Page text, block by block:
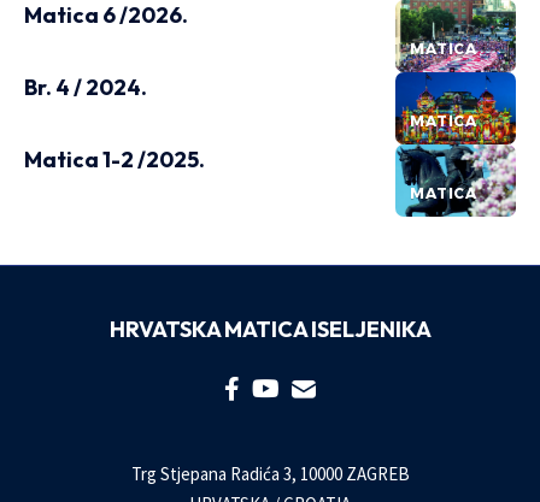
MATICA
Matica 6 /2026.
MATICA
Br. 4 / 2024.
MATICA
Matica 1-2 /2025.
HRVATSKA MATICA ISELJENIKA
Trg Stjepana Radića 3, 10000 ZAGREB